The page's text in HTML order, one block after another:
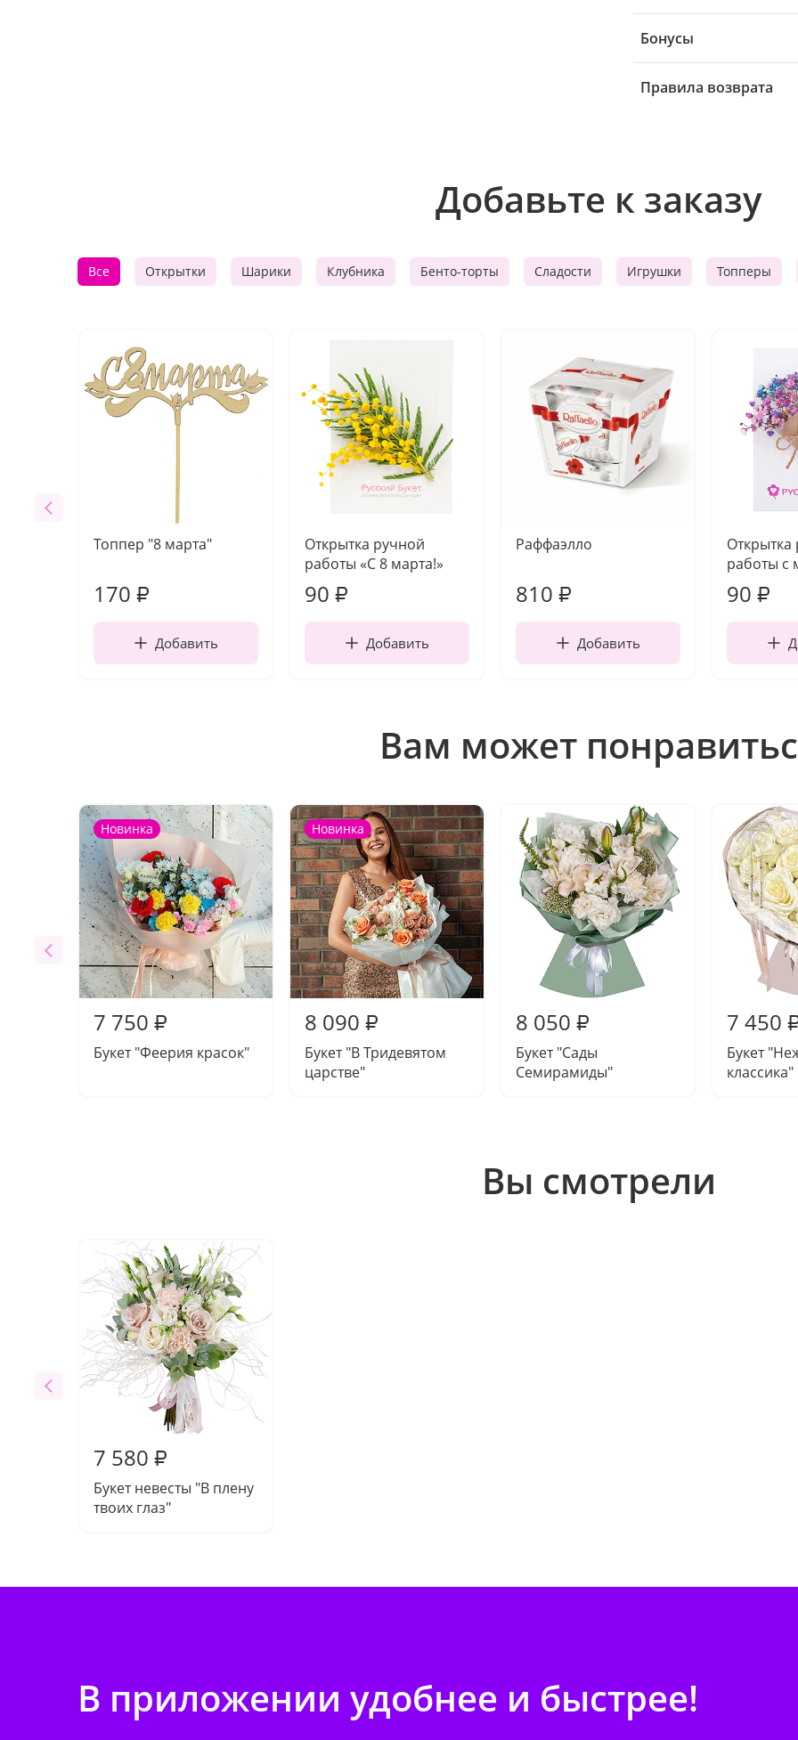
Бонусы
Правила возврата
Добавьте к заказу
Все Открытки Шарики Клубника Бенто-торты Сладости Игрушки Топперы
Топпер "8 марта"
170 ₽
Добавить
Открытка ручной
работы «С 8 марта!»
90 ₽
Добавить
Раффаэлло
810 ₽
Добавить
Открытка
работы с
90 ₽
Вам может
Новинка
7 750 ₽
Букет "Феерия красок"
Новинка
8 090 ₽
Букет "В Тридевятом
царстве"
8 050 ₽
Букет "Сады
Семирамиды"
7 450
Букет
классика"
Вы смотрели
7 580 ₽
Букет невесты "В плену
твоих глаз"
В приложении удобнее и быстрее!